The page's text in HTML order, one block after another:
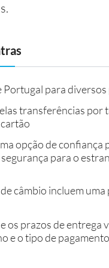
Portugal para diversos
transferências por
opção de confiança
para o
câmbio incluem
os prazos de entrega
e o tipo de pagamento